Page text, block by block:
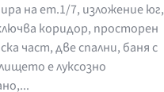
на ет.1/7, изложение юг,
коридор, просторен
част, две спални, баня с
е луксозно